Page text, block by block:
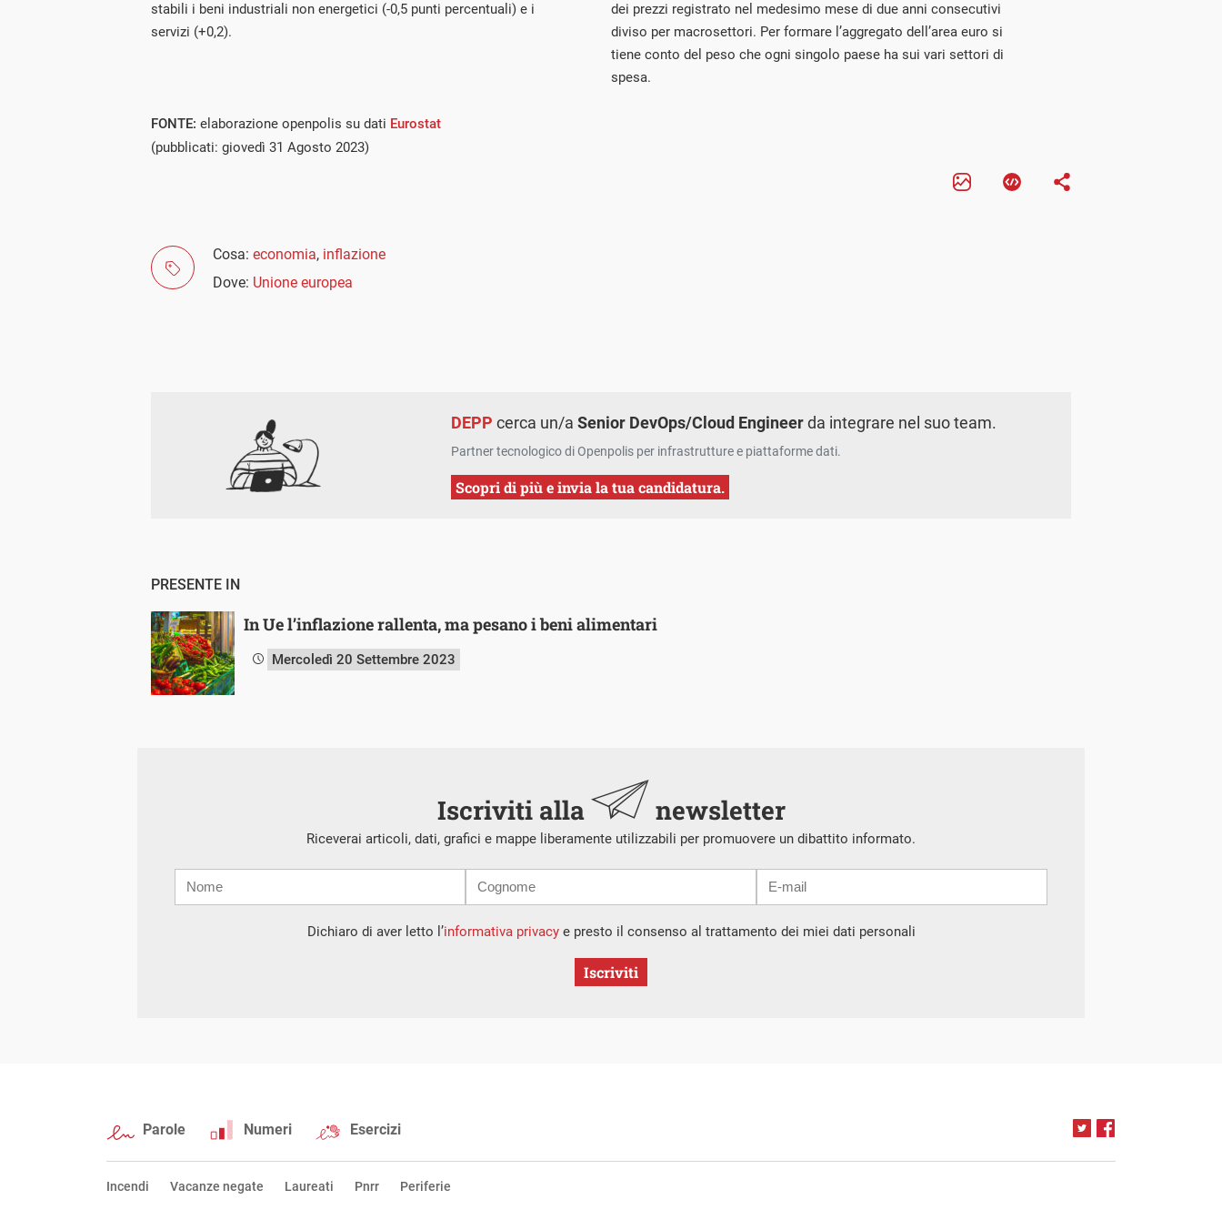
stabili i beni industriali non energetici (-0,5 punti percentuali) e i
servizi (+0,2).
dei prezzi registrato nel medesimo mese di due anni consecutivi
diviso per macrosettori. Per formare l’aggregato dell’area euro si
tiene conto del peso che ogni singolo paese ha sui vari settori di
spesa.
FONTE: elaborazione openpolis su dati Eurostat
(pubblicati: giovedì 31 Agosto 2023)
Cosa: economia, inflazione
Dove: Unione europea
DEPP cerca un/aSenior DevOps/Cloud Engineerda integrare nel suo team.
Partner tecnologico di Openpolis per infrastrutture e piattaforme dati.
Scopri di più e invia la tua candidatura.
PRESENTE IN
In Ue l’inflazione rallenta, ma pesano i beni alimentari
Mercoledì 20 Settembre 2023
Iscriviti alla newsletter
Riceverai articoli, dati, grafici e mappe liberamente utilizzabili per promuovere un dibattito informato.
mail
Dichiaro di aver letto l’informativa privacye presto il consenso al trattamento dei miei dati personali
Iscriviti
Parole Numeri Esercizi
Incendi Vacanze negate Laureati Pnrr Periferie